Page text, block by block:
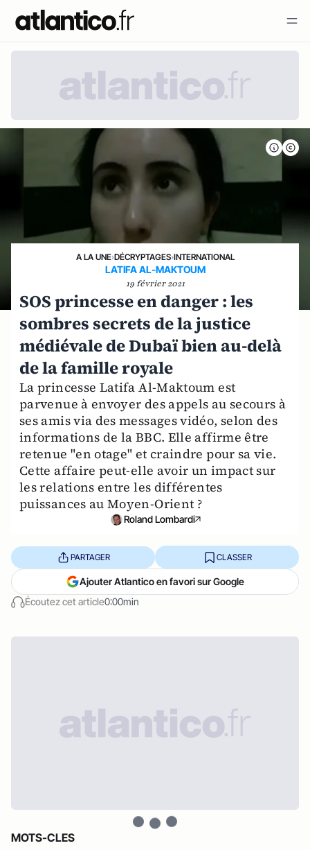
A LA UNE›DÉCRYPTAGES›INTERNATIONAL
LATIFA AL-MAKTOUM
19 février 2021
SOS princesse en danger : les
sombres secrets de la justice
médiévale de Dubaï bien au-delà
de la famille royale
La princesse Latifa Al-Maktoum est
parvenue à envoyer des appels au secours à
ses amis via des messages vidéo, selon des
informations de la BBC. Elle affirme être
retenue "en otage" et craindre pour sa vie.
Cette affaire peut-elle avoir un impact sur
les relations entre les différentes
puissances au Moyen-Orient ?
Roland Lombardi
Écoutez cet article0:00min
PARTAGER CLASSER
Ajouter Atlantico en favori sur Google
MOTS-CLES